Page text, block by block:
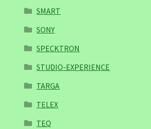
SMART
SONY
SPECKTRON
STUDIO-EXPERIENCE
TARGA
TELEX
TEQ